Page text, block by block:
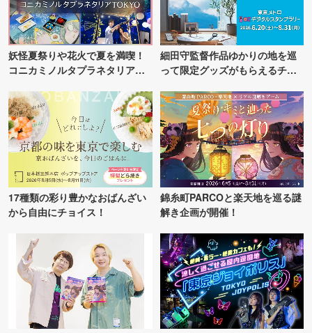
妖怪夏祭りや花火で夏を満喫！
コニカミノルタプラネタリア
細田守監督作品ゆかりの地を巡
って限定グッズがもらえるチャ
17種類の彩り豊かなおばんざい
から自由にチョイス！
錦糸町PARCOと楽天地を巡る謎
解き企画が開催！